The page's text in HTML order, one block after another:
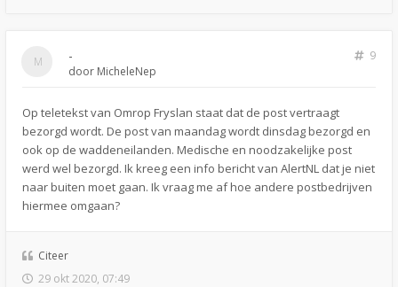
-
9
door MicheleNep
Op teletekst van Omrop Fryslan staat dat de post vertraagt
bezorgd wordt. De post van maandag wordt dinsdag bezorgd en
ook op de waddeneilanden. Medische en noodzakelijke post
werd wel bezorgd. Ik kreeg een info bericht van AlertNL dat je niet
naar buiten moet gaan. Ik vraag me af hoe andere postbedrijven
hiermee omgaan?
Citeer
29 okt 2020, 07:49